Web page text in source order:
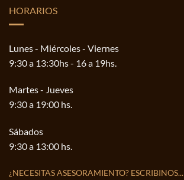
HORARIOS
Lunes - Miércoles - Viernes
9:30 a 13:30hs - 16 a 19hs.
Martes - Jueves
9:30 a 19:00 hs.
Sábados
9:30 a 13:00 hs.
¿NECESITAS ASESORAMIENTO? ESCRIBINOS...